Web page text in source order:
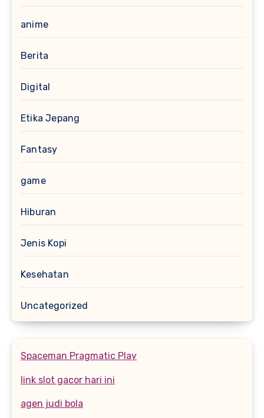
anime
Berita
Digital
Etika Jepang
Fantasy
game
Hiburan
Jenis Kopi
Kesehatan
Uncategorized
Spaceman Pragmatic Play
link slot gacor hari ini
agen judi bola